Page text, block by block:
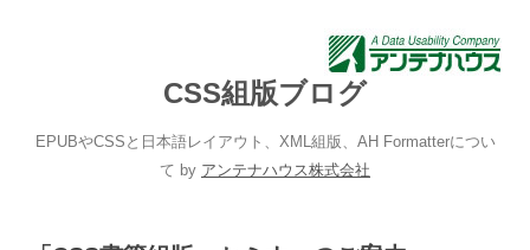
CSS組版ブログ
EPUBやCSSと日本語レイアウト、XML組版、AH Formatterについ
て by アンテナハウス株式会社